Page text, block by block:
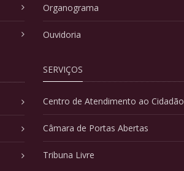
Organograma
Ouvidoria
SERVIÇOS
Centro de Atendimento ao Cidadão
Câmara de Portas Abertas
Tribuna Livre